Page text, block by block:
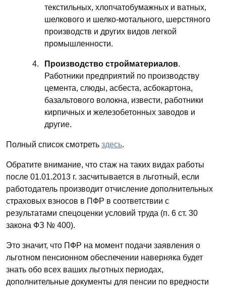
текстильных, хлопчатобумажных и ватных,
шелкового и шелко-мотального, шерстяного
производств и других видов легкой
промышленности.
Производство стройматериалов.
Работники предприятий по производству
цемента, слюды, асбеста, асбокартона,
базальтового волокна, извести, работники
кирпичных и железобетонных заводов и
другие.
Полный список смотреть здесь.
Обратите внимание, что стаж на таких видах работы
после 01.01.2013 г. засчитывается в льготный, если
работодатель производит отчисление дополнительных
страховых взносов в ПФР в соответствии с
результатами спецоценки условий труда (п. 6 ст. 30
закона ФЗ № 400).
Это значит, что ПФР на момент подачи заявления о
льготном пенсионном обеспечении наверняка будет
знать обо всех ваших льготных периодах,
дополнительные документы для пенсии по вредности